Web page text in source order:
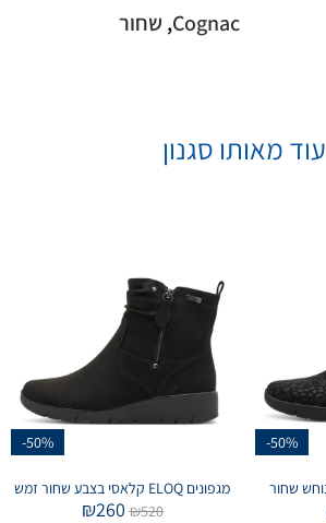
Cognac
, שחור
עוד מאותו סגנון
-50%
-50%
מגפונים ELOQ קלאסי בצבע שחור זמש
₪520
₪260